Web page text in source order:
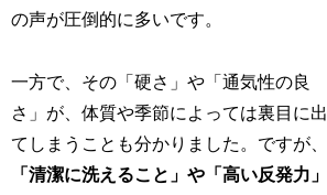
の声が圧倒的に多いです。
一方で、その「硬さ」や「通気性の良
さ」が、体質や季節によっては裏目に出
てしまうことも分かりました。ですが、
「清潔に洗えること」や「高い反発力」